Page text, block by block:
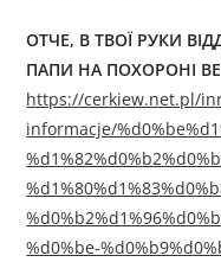
ОТЧЕ, В ТВОЇ РУКИ
ПАПИ НА ПОХОРОНІ
https://cerkiew.net.pl/
informacje/
%d0%be-